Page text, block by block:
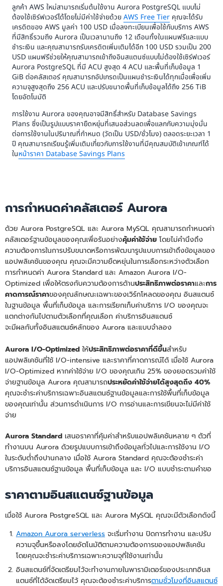
ลูกค้า AWS ใหม่สามารถเริ่มต้นใช้งาน Aurora PostgreSQL แบบไม่
ต้องใช้เซิร์ฟเวอร์ได้โดยไม่มีค่าใช้จ่ายด้วยAWS Free Tier คุณจะได้รับ
เครดิตของ AWS มูลค่า 100 USD เมื่อลงทะเบียนเพื่อใช้กับบริการ AWS
ที่มีสิทธิ์รวมถึง Aurora เป็นเวลานานถึง 12 เดือนทั้งในแผนฟรีและแบบ
ชำระเงิน และคุณสามารถรับเครดิตเพิ่มเติมได้อีก 100 USD รวมเป็น 200
USD แผนฟรีช่วยให้คุณสามารถเข้าถึงอินสแตนซ์แบบไม่ต้องใช้เซิร์ฟเวอร์
Aurora PostgreSQL ที่มี ACU สูงสุด 4 ACU และพื้นที่เก็บข้อมูล 1
GiB ต่อคลัสเตอร์ คุณสามารถอัปเกรดเป็นแผนชำระเงินได้ทุกเมื่อเพื่อเพิ่ม
ความจุสูงสุดถึง 256 ACU และปรับขนาดพื้นที่เก็บข้อมูลได้ถึง 256 TiB
โดยอัตโนมัติ
การใช้งาน Aurora ของคุณอาจมีสิทธิ์สำหรับ Database Savings
Plans ซึ่งเป็นรูปแบบราคายืดหยุ่นที่เสนอส่วนลดเพื่อแลกกับความมุ่งมั่น
ต่อการใช้งานในปริมาณที่กำหนด (วัดเป็น USD/ชั่วโมง) ตลอดระยะเวลา 1
ปี คุณสามารถเรียนรู้เพิ่มเติมเกี่ยวกับการใช้งานที่มีคุณสมบัติเข้าเกณฑ์ได้
ในหน้าราคา Database Savings Plans
การกำหนดค่าคลัสเตอร์ Aurora
ด้วย Aurora PostgreSQL และ Aurora MySQL คุณสามารถกำหนดค่า
คลัสเตอร์ฐานข้อมูลของคุณเพื่อรันอย่างคุ้มค่าใช้จ่าย โดยไม่คำนึงถึง
ความต้องการในการปรับขนาดหรือการพัฒนารูปแบบการเข้าถึงข้อมูลของ
แอปพลิเคชันของคุณ คุณจะมีความยืดหยุ่นในการเลือกระหว่างตัวเลือก
การกำหนดค่า Aurora Standard และ Amazon Aurora I/O-
Optimized เพื่อให้ตรงกับความต้องการด้านประสิทธิภาพต่อราคาและการ
คาดการณ์ราคาของคุณลักษณะเฉพาะของเวิร์กโหลดของคุณ อินสแตนซ์
ในฐานข้อมูล พื้นที่เก็บข้อมูล และการเรียกเก็บค่าบริการ I/O ของคุณจะ
แตกต่างกันไปตามตัวเลือกที่คุณเลือก ค่าบริการอินสแตนซ์
จะมีผลกับทั้งอินสแตนซ์หลักของ Aurora และแบบจำลอง
Aurora I/O-Optimized ให้ประสิทธิภาพต่อราคาที่ดีขึ้นสำหรับ
แอปพลิเคชันที่ใช้ I/O-intensive และราคาที่คาดการณ์ได้ เมื่อใช้ Aurora
I/O-Optimized หากค่าใช้จ่าย I/O ของคุณเกิน 25% ของยอดรวมค่าใช้
จ่ายฐานข้อมูล Aurora คุณสามารถประหยัดค่าใช้จ่ายได้สูงสุดถึง 40%
คุณจะชำระค่าบริการเฉพาะอินสแตนซ์ฐานข้อมูลและการใช้พื้นที่เก็บข้อมูล
ของคุณเท่านั้น ส่วนการดำเนินการ I/O การอ่านและการเขียนจะไม่มีค่าใช้
จ่าย
Aurora Standard เสนอราคาที่คุ้มค่าสำหรับแอปพลิเคชันหลาย ๆ ตัวที่
ทำงานบน Aurora ด้วยรูปแบบการเข้าถึงข้อมูลทั่วไปและการใช้งาน I/O
ในระดับต่ำถึงปานกลาง เมื่อใช้ Aurora Standard คุณจะต้องชำระค่า
บริการอินสแตนซ์ฐานข้อมูล พื้นที่เก็บข้อมูล และ I/O แบบชำระตามคำขอ
ราคาตามอินสแตนซ์ฐานข้อมูล
เมื่อใช้ Aurora PostgreSQL และ Aurora MySQL คุณจะมีตัวเลือกดังนี้
Amazon Aurora serverless จะเริ่มทำงาน ปิดการทำงาน และปรับ
ความจุขึ้นหรือลงโดยอัตโนมัติตามความต้องการของแอปพลิเคชัน
โดยคุณจะชำระค่าบริการเฉพาะความจุที่ใช้งานเท่านั้น
อินสแตนซ์ที่จัดเตรียมไว้จะทำงานภายในพารามิเตอร์ของประเภทอินส
แตนซ์ที่ได้จัดเตรียมไว้ คุณจะต้องชำระค่าบริการตามชั่วโมงที่อินสแตนซ์